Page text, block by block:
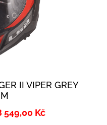
II VIPER GREY
549,00 Kč